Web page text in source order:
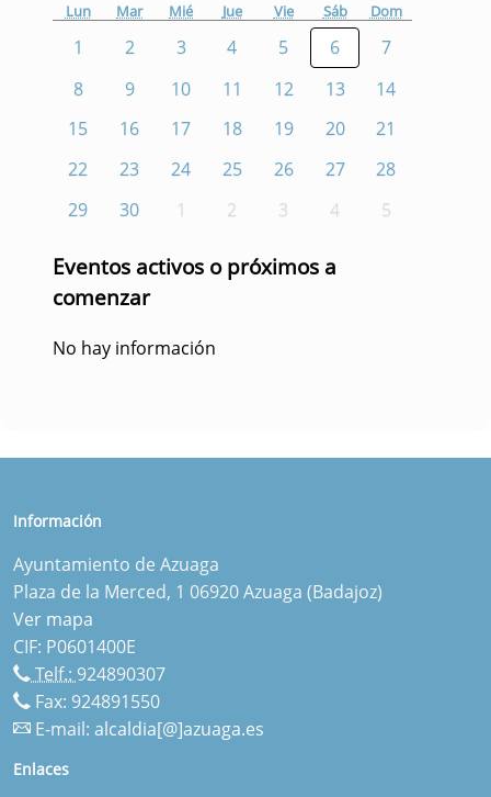
Lun Mar Mié Jue Vie Sáb Dom
1 2 3 4 5 6
7
8
9 10 11 12 13
14
15
16 17 18 19 20
21
22
23 24 25 26 27
28
29
30 1 2 3 4 5
Eventos activos o próximos a
comenzar
No hay información
Información
Ayuntamiento de Azuaga
Plaza de la Merced, 1 06920 Azuaga (Badajoz)
Ver mapa
CIF: P0601400E
Telf.: 924890307
Fax: 924891550
E-mail: alcaldia[@]azuaga.es
Enlaces